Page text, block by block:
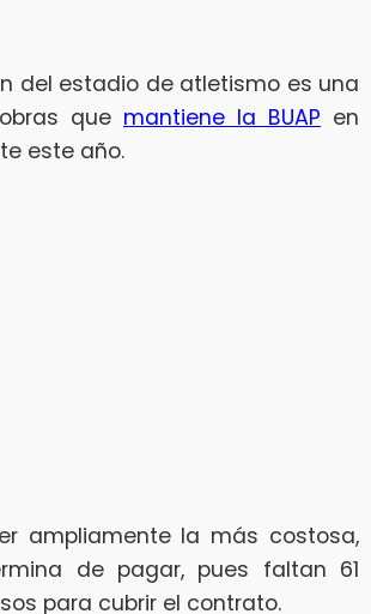
del estadio de atletismo es una
que mantiene la BUAP en
este año.
ampliamente la más costosa,
de pagar, pues faltan 61
para cubrir el contrato.